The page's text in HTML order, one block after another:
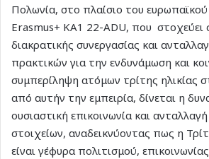
Πολωνία, στο πλαίσιο του
Erasmus+ ΚΑ1 22-ADU, που στοχεύει
διακρατικής συνεργασίας και
πρακτικών για την ενδυνάμωση και
συμπερίληψη ατόμων τρίτης ηλικίας
από αυτήν την εμπειρία, δίνεται η
ουσιαστική επικοινωνία και
στοιχείων, αναδεικνύοντας πως η
είναι γέφυρα πολιτισμού,